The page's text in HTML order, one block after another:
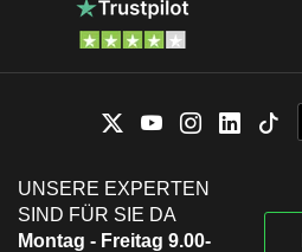
UNSERE EXPERTEN
SIND FÜR SIE DA
Montag - Freitag 9.00-